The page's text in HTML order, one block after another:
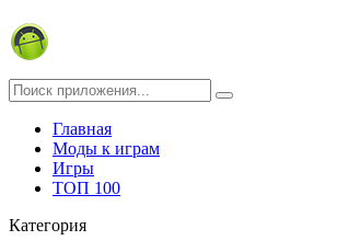
Главная
Моды к играм
Игры
ТОП 100
Категория